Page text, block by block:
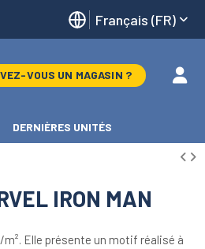
Français (FR)
VOUS UN MAGASIN ?
DERNIÈRES UNITÉS
IRON MAN
Elle présente un motif réalisé à